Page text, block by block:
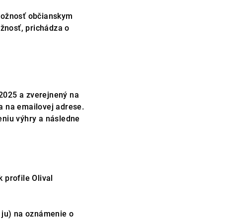
občianskym
prichádza o
a zverejnený na
na emailovej adrese.
výhry a následne
profile Olival
na oznámenie o